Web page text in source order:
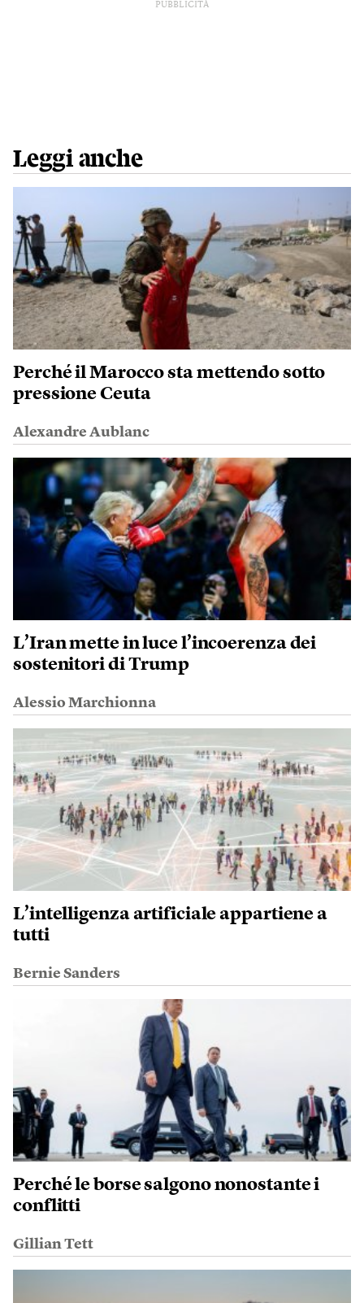
PUBBLICITÀ
Leggi anche
Perché il Marocco sta mettendo sotto
pressione Ceuta
Alexandre Aublanc
L’Iran mette in luce l’incoerenza dei
sostenitori di Trump
Alessio Marchionna
L’intelligenza artificiale appartiene a
tutti
Bernie Sanders
Perché le borse salgono nonostante i
conflitti
Gillian Tett